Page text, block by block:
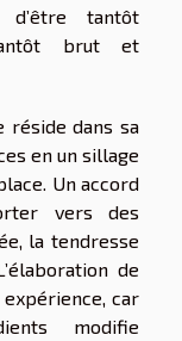
d’être tantôt
brut et
réside dans sa
en un sillage
Un accord
vers des
la tendresse
de
car
modifie